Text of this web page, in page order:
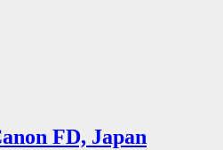
FD, Japan